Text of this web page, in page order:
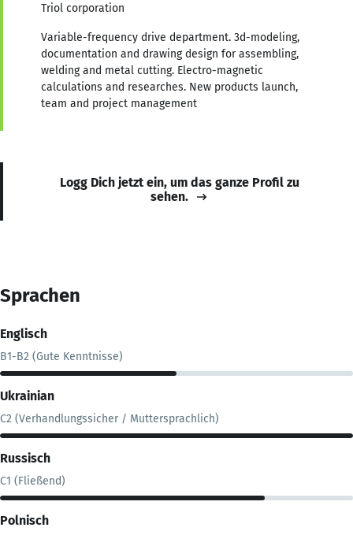
Triol corporation
Variable-frequency drive department. 3d-modeling,
documentation and drawing design for assembling,
welding and metal cutting. Electro-magnetic
calculations and researches. New products launch,
team and project management
Logg Dich jetzt ein, um das ganze Profil zu
sehen.
Sprachen
Englisch
B1-B2 (Gute Kenntnisse)
Ukrainian
C2 (Verhandlungssicher / Muttersprachlich)
Russisch
C1 (Fließend)
Polnisch